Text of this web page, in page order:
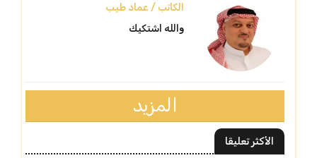
الكاتب / عماد طيب
والله اشتكيك
المزيد
الأكثر تعليقا